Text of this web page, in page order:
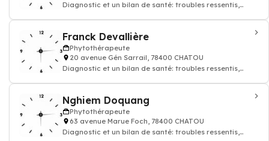
Diagnostic et un bilan de santé: troubles ressentis,
Franck Devallière
Phytothérapeute
20 avenue Gén Sarrail, 78400 CHATOU
Diagnostic et un bilan de santé: troubles ressentis,
Nghiem Doquang
Phytothérapeute
63 avenue Marue Foch, 78400 CHATOU
Diagnostic et un bilan de santé: troubles ressentis,